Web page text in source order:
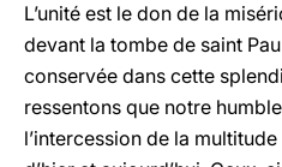
L’unité est le don de la
devant la tombe de saint
conservée dans cette
ressentons que notre
l’intercession de la